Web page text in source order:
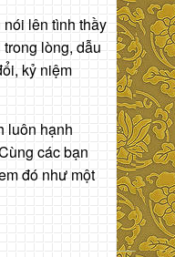
lên tình thầy
lòng, dẫu
kỷ niệm
luôn hạnh
các bạn
đó như một